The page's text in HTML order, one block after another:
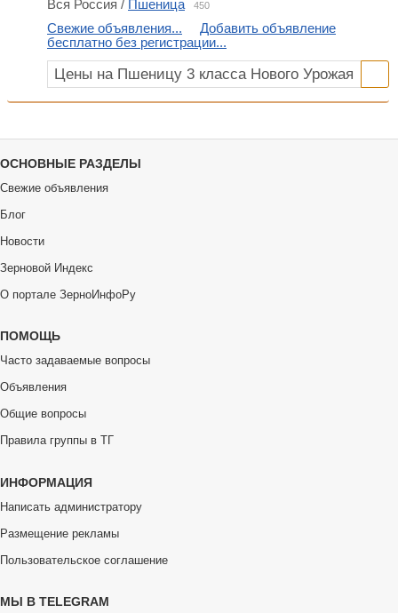
Вся Россия / Пшеница 450
Свежие объявления...
Добавить объявление
бесплатно без регистрации...
ОСНОВНЫЕ РАЗДЕЛЫ
Свежие объявления
Блог
Новости
Зерновой Индекс
О портале ЗерноИнфоРу
ПОМОЩЬ
Часто задаваемые вопросы
Объявления
Общие вопросы
Правила группы в ТГ
ИНФОРМАЦИЯ
Написать администратору
Размещение рекламы
Пользовательское соглашение
МЫ В TELEGRAM